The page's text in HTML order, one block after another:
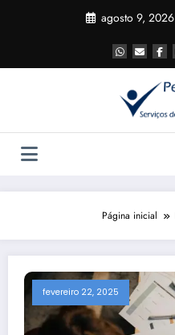
agosto 9, 2026
Página inicial
fevereiro 22, 2025